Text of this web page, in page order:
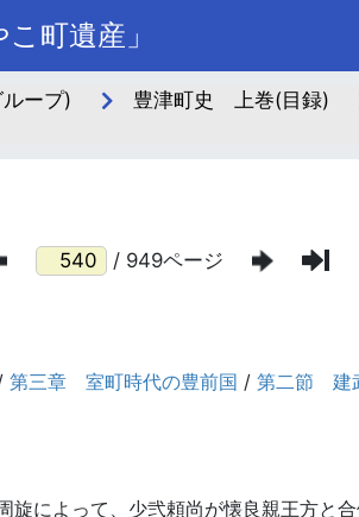
町遺産」
ープ) 豊津町史 上巻(目録)
/ 949ページ